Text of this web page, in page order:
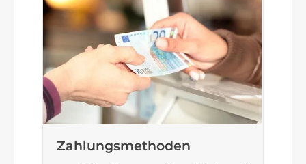
Zahlungsmethoden